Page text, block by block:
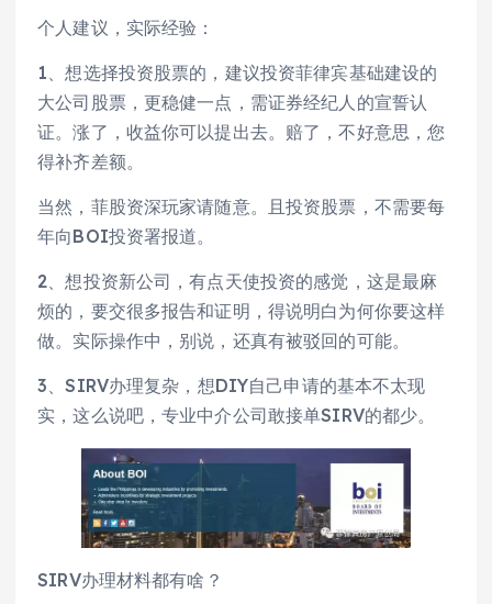
个人建议，实际经验：
1、想选择投资股票的，建议投资菲律宾基础建设的
大公司股票，更稳健一点，需证券经纪人的宣誓认
证。涨了，收益你可以提出去。赔了，不好意思，您
得补齐差额。
当然，菲股资深玩家请随意。且投资股票，不需要每
年向BOI投资署报道。
2、想投资新公司，有点天使投资的感觉，这是最麻
烦的，要交很多报告和证明，得说明白为何你要这样
做。实际操作中，别说，还真有被驳回的可能。
3、SIRV办理复杂，想DIY自己申请的基本不太现
实，这么说吧，专业中介公司敢接单SIRV的都少。
SIRV办理材料都有啥？